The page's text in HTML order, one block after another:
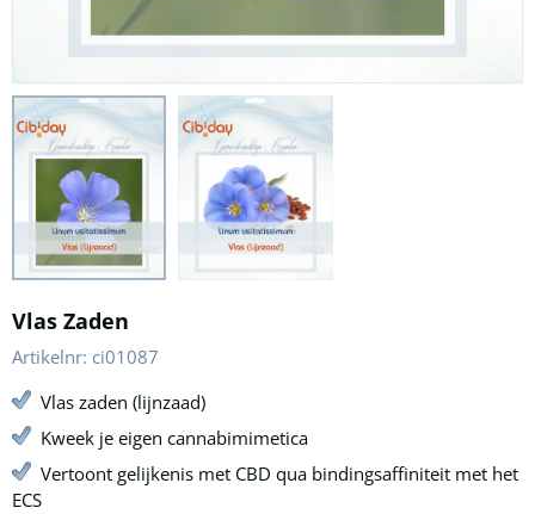
Vlas Zaden
Artikelnr: ci01087
Vlas zaden (lijnzaad)
Kweek je eigen cannabimimetica
Vertoont gelijkenis met CBD qua bindingsaffiniteit met het
ECS